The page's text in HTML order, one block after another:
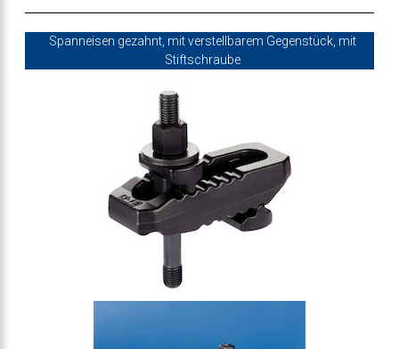
gezahnt, mit verstellbarem Gegenstück
Spanneisen gezahnt, mit verstellbarem Gegenstück, mit
Stiftschraube